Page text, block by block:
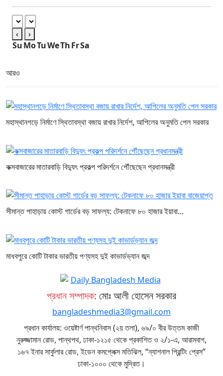
‹
›
SuMoTuWeThFrSa
আরও
মহাস্থানগড়ে নির্মাণে স্থিতাবস্থা বজায় রাখার নির্দেশ, আপিলের অনুমতি পেল সরকার
কক্সবাজারের মাতারবাড়ি বিদ্যুৎ প্রকল্প পরিদর্শনে পৌঁছেছেন প্রধানমন্ত্রী
সীমান্ত পাহাড়ায় কোস্ট গার্ডের বড় সাফল্য: টেকনাফে ৮০ হাজার ইয়াবা...
মাধবপুরে কোটি টাকার ভারতীয় পণ্যসহ দুই কাভার্ডভ্যান জব্দ
প্রধান সম্পাদক: মোঃ আলী হোসেন সরকার
bangladeshmedia3@gmail.com
প্রধান কার্যালয়: ওয়েষ্টার্ণ পান্থনিবাস (২য় তলা), ৬৯/০ বীর উত্তম কাজী
নুরুজ্জামান রোড, পান্থপথ, ঢাকা-১২১৫ থেকে প্রকাশিত ও ২/১-এ, আরামবাগ,
১৬৭ ইনার সার্কুলার রোড, ইডেন কমপ্লেক্স মতিঝিল, “ন্যাশনাল প্রিন্টিং প্রেস”
ঢাকা-১০০০ থেকে মুদ্রিত।